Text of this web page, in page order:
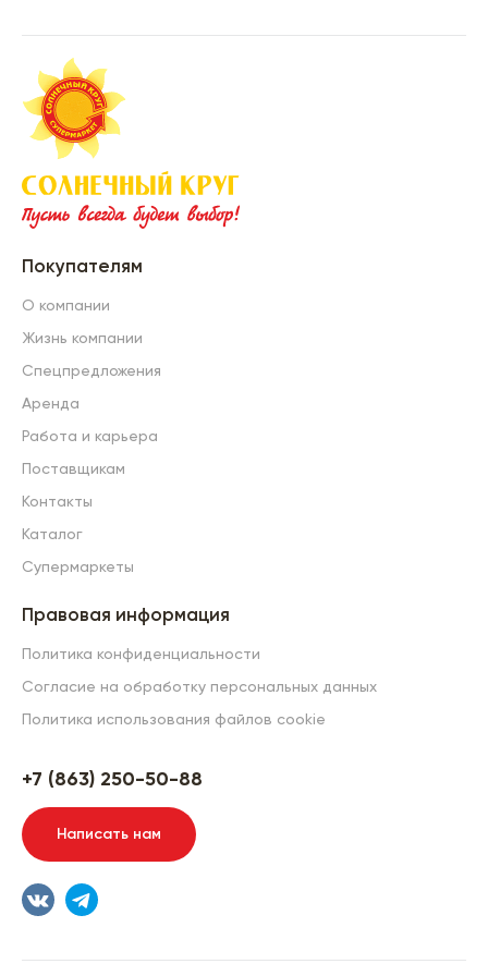
Покупателям
О компании
Жизнь компании
Спецпредложения
Аренда
Работа и карьера
Поставщикам
Контакты
Каталог
Супермаркеты
Правовая информация
Политика конфиденциальности
Согласие на обработку персональных данных
Политика использования файлов cookie
+7 (863) 250-50-88
Написать нам